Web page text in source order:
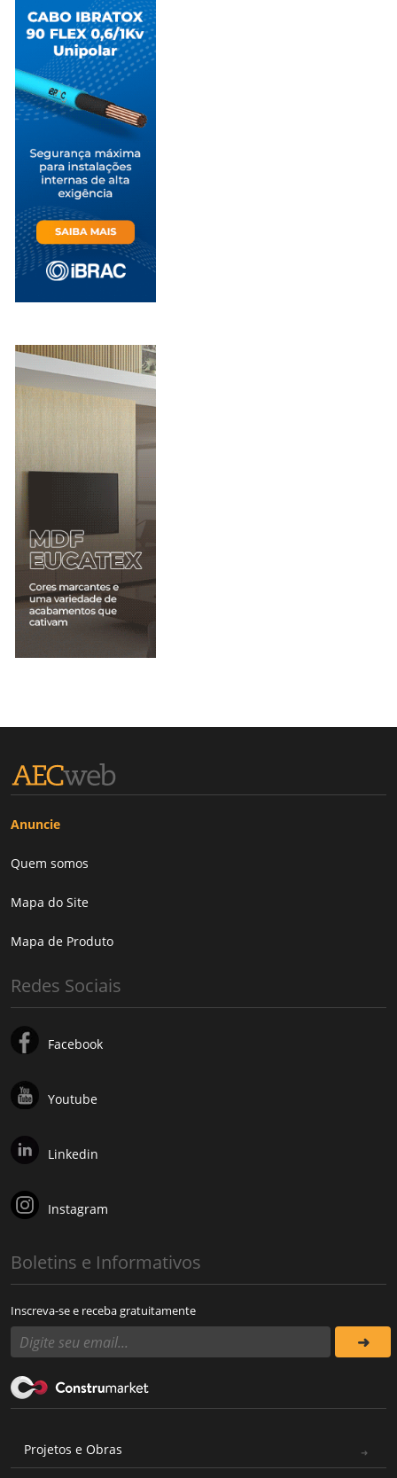
Anuncie
Quem somos
Mapa do Site
Mapa de Produto
Redes Sociais
Facebook
Youtube
Linkedin
Instagram
Boletins e Informativos
Inscreva-se e receba gratuitamente
Projetos e Obras